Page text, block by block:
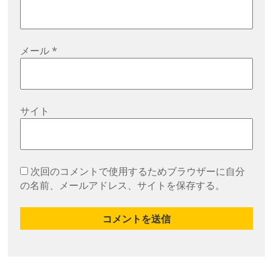
メール*
サイト
次回のコメントで使用するためブラウザーに自分
の名前、メールアドレス、サイトを保存する。